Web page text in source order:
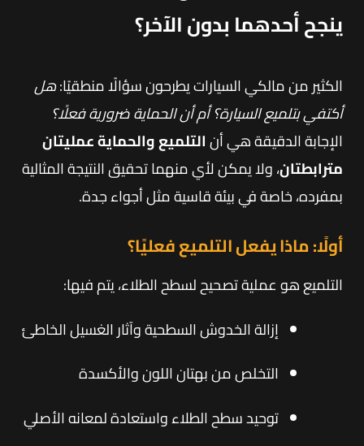
ينجح أحدهما بدون الآخر؟
الكثير من مالكي السيارات يطرحون سؤالًا منطقيًا:هل
أكتفي بتلميع السيارة؟ أم أن الحماية ضرورية فعلًا؟
الإجابة الدقيقة هي أنالتلميع والحماية عمليتان
مترابطتان، ولا يمكن لأي منهما تحقيق النتيجة المثالية
بمفرده، خاصة في بيئة قاسية مثل أجواء جدة.
أولًا: ماذا يفعل التلميع فعليًا؟
التلميع هو عملية تصحيح لسطح الطلاء، يتم فيها:
إزالة الخدوش السطحية وآثار الغسيل الخاطئ
التخلص من بهتان اللون والأكسدة
توحيد سطح الطلاء واستعادة لمعانه الأصلي